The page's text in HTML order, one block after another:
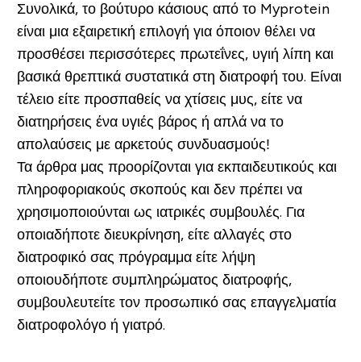
Συνολικά, το βούτυρο κάσιους από το Myprotein
είναι μια εξαιρετική επιλογή για όποιον θέλει να
προσθέσει περισσότερες πρωτεΐνες, υγιή λίπη και
βασικά θρεπτικά συστατικά στη διατροφή του. Είναι
τέλειο είτε προσπαθείς να χτίσεις μυς, είτε να
διατηρήσεις ένα υγιές βάρος ή απλά να το
απολαύσεις με αρκετούς συνδυασμούς!
Τα άρθρα μας προορίζονται για εκπαιδευτικούς και
πληροφοριακούς σκοπούς και δεν πρέπει να
χρησιμοποιούνται ως ιατρικές συμβουλές. Για
οποιαδήποτε διευκρίνηση, είτε αλλαγές στο
διατροφικό σας πρόγραμμα είτε λήψη
οποιουδήποτε συμπληρώματος διατροφής,
συμβουλευτείτε τον προσωπικό σας επαγγελματία
διατροφολόγο ή γιατρό.